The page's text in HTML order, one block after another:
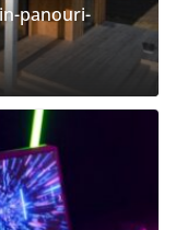
panouri-